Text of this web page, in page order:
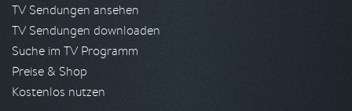
TV Sendungen ansehen
TV Sendungen downloaden
Suche im TV Programm
Preise & Shop
Kostenlos nutzen